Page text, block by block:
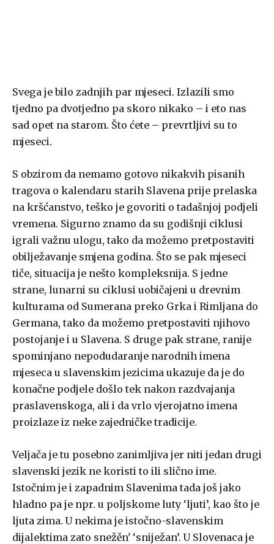
Svega je bilo zadnjih par mjeseci. Izlazili smo
tjedno pa dvotjedno pa skoro nikako – i eto nas
sad opet na starom. Što ćete – prevrtljivi su to
mjeseci.
S obzirom da nemamo gotovo nikakvih pisanih
tragova o kalendaru starih Slavena prije prelaska
na kršćanstvo, teško je govoriti o tadašnjoj podjeli
vremena. Sigurno znamo da su godišnji ciklusi
igrali važnu ulogu, tako da možemo pretpostaviti
obilježavanje smjena godina. Što se pak mjeseci
tiče, situacija je nešto kompleksnija. S jedne
strane, lunarni su ciklusi uobičajeni u drevnim
kulturama od Sumerana preko Grka i Rimljana do
Germana, tako da možemo pretpostaviti njihovo
postojanje i u Slavena. S druge pak strane, ranije
spominjano nepodudaranje narodnih imena
mjeseca u slavenskim jezicima ukazuje da je do
konačne podjele došlo tek nakon razdvajanja
praslavenskoga, ali i da vrlo vjerojatno imena
proizlaze iz neke zajedničke tradicije.
Veljača je tu posebno zanimljiva jer niti jedan drugi
slavenski jezik ne koristi to ili slično ime.
Istočnim je i zapadnim Slavenima tada još jako
hladno pa je npr. u poljskome luty ‘ljuti’, kao što je
ljuta zima. U nekima je istočno-slavenskim
dijalektima zato snežěnʹ ‘sniježan’. U Slovenaca je